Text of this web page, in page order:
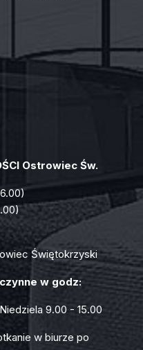
Ostrowiec Św.
Świętokrzyski
w godz:
9.00 - 15.00
w biurze po